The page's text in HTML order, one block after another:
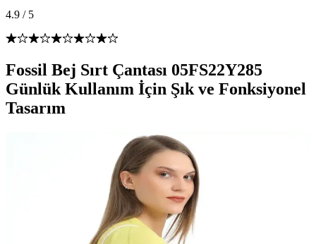
4.9 / 5
Fossil Bej Sırt Çantası 05FS22Y285
Günlük Kullanım İçin Şık ve Fonksiyonel
Tasarım